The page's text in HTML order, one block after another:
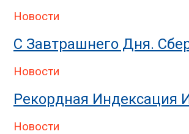
Новости
С Завтрашнего Дня.
Новости
Рекордная
Новости